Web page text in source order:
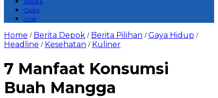
Opini
Unik
Home / Berita Depok / Berita Pilihan /Gaya Hidup /
Headline / Kesehatan / Kuliner
7 Manfaat Konsumsi
Buah Mangga